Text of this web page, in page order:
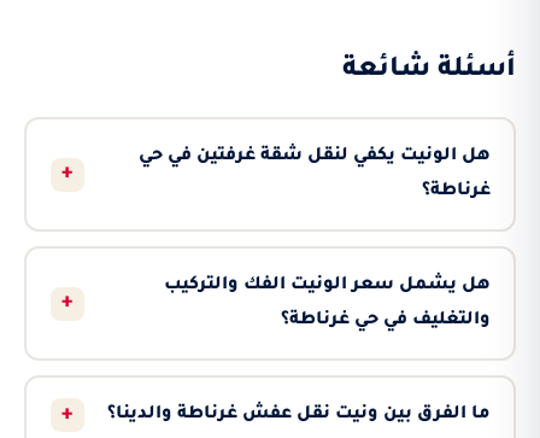
أسئلة شائعة
هل الونيت يكفي لنقل شقة غرفتين في حي
غرناطة؟
+
هل يشمل سعر الونيت الفك والتركيب
والتغليف في حي غرناطة؟
+
ما الفرق بين ونيت نقل عفش غرناطة والدينا؟ +